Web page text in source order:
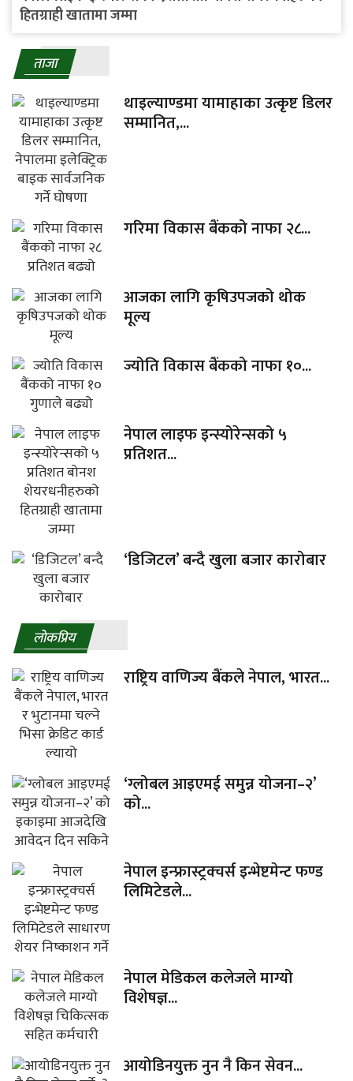
हितग्राही खातामा जम्मा
ताजा
थाइल्याण्डमा यामाहाका उत्कृष्ट डिलर
सम्मानित,...
गरिमा विकास बैंकको नाफा २८...
आजका लागि कृषिउपजको थोक
मूल्य
ज्योति विकास बैंकको नाफा १०...
नेपाल लाइफ इन्स्योरेन्सको ५
प्रतिशत...
‘डिजिटल’ बन्दै खुला बजार कारोबार
लाेकप्रिय
राष्ट्रिय वाणिज्य बैंकले नेपाल, भारत...
‘ग्लोबल आइएमई समुन्न योजना–२’
को...
नेपाल इन्फ्रास्ट्रक्चर्स इन्भेष्टमेन्ट फण्ड
लिमिटेडले...
नेपाल मेडिकल कलेजले माग्यो
विशेषज्ञ...
आयोडिनयुक्त नुन नै किन सेवन...